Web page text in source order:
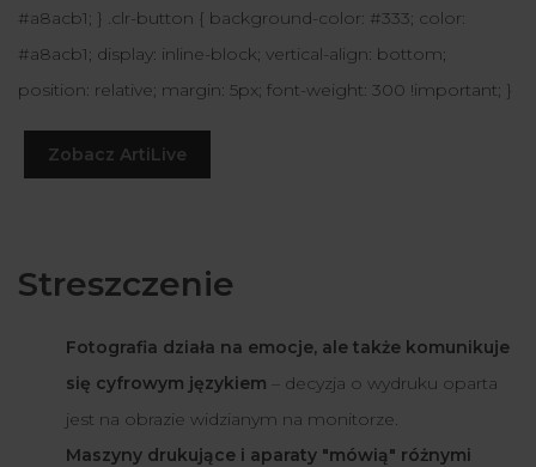
#a8acb1; } .clr-button { background-color: #333; color:
#a8acb1; display: inline-block; vertical-align: bottom;
position: relative; margin: 5px; font-weight: 300 !important; }
Zobacz ArtiLive
Streszczenie
Fotografia działa na emocje, ale także komunikuje
się cyfrowym językiem – decyzja o wydruku oparta
jest na obrazie widzianym na monitorze.
Maszyny drukujące i aparaty "mówią" różnymi